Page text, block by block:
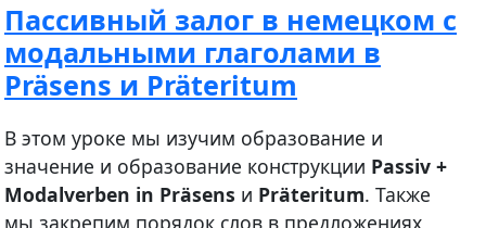
Пассивный залог в немецком с
модальными глаголами в
Präsens и Präteritum
В этом уроке мы изучим образование и
значение и образование конструкции Passiv +
Modalverben in Präsens и Präteritum. Также
мы закрепим порядок слов в предложениях